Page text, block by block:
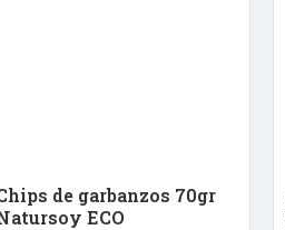
de garbanzos 70gr
ECO